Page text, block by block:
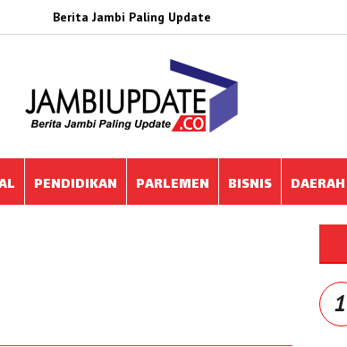
Berita Jambi Paling Update
PENDIDIKAN PARLEMEN BISNIS DAERAH
1